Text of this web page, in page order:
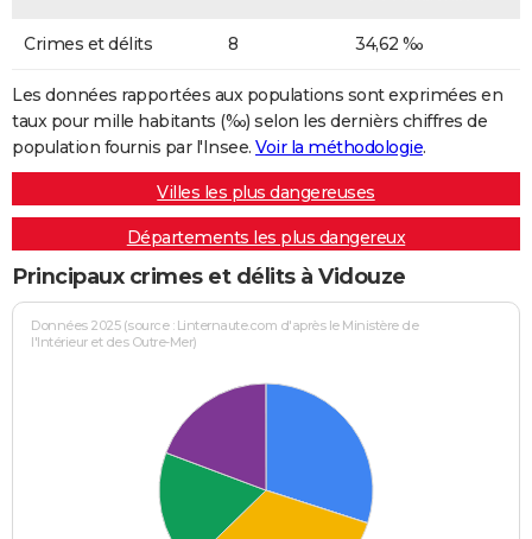
Crimes et délits 8 34,62 ‰
Les données rapportées aux populations sont exprimées en
taux pour mille habitants (‰) selon les dernièrs chiffres de
population fournis par l'Insee. Voir la méthodologie.
Villes les plus dangereuses
Départements les plus dangereux
Principaux crimes et délits à Vidouze
Données 2025 (source : Linternaute.com d'après le Ministère de
l'Intérieur et des Outre-Mer)